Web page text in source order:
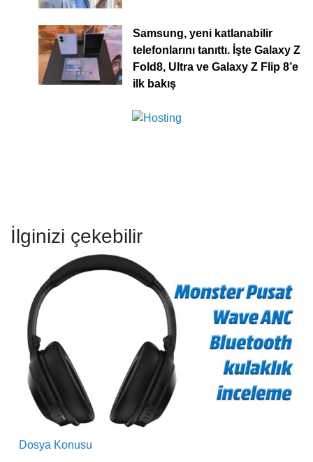
Samsung, yeni katlanabilir
telefonlarını tanıttı. İşte Galaxy Z
Fold8, Ultra ve Galaxy Z Flip 8’e
ilk bakış
İlginizi çekebilir
Dosya Konusu